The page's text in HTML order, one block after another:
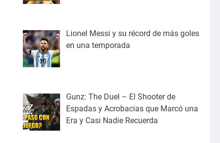
Lionel Messi y su récord de más goles
en una temporada
Gunz: The Duel – El Shooter de
Espadas y Acrobacias que Marcó una
Era y Casi Nadie Recuerda